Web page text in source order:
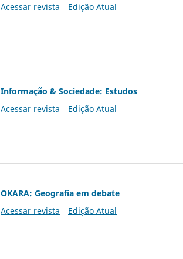
Acessar revista
Edição Atual
Informação & Sociedade: Estudos
Acessar revista
Edição Atual
OKARA: Geografia em debate
Acessar revista
Edição Atual